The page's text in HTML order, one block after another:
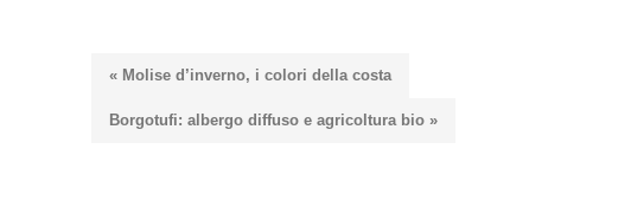
« Molise d’inverno, i colori della costa
Borgotufi: albergo diffuso e agricoltura bio »